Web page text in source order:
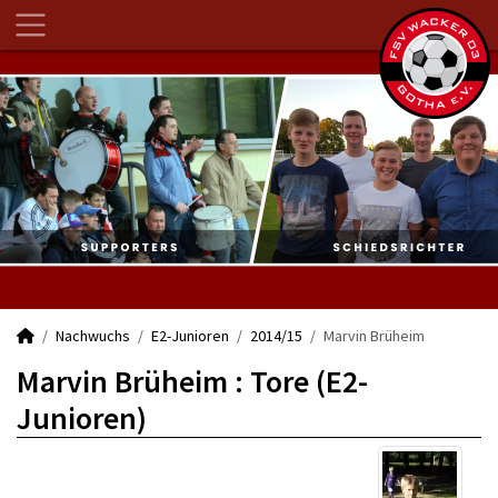
Nachwuchs E2-Junioren 2014/15 Marvin Brüheim
Marvin Brüheim : Tore (E2-
Junioren)